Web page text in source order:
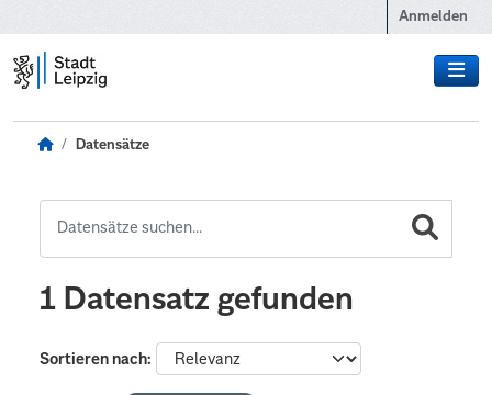
Anmelden
Datensätze
1 Datensatz gefunden
Sortieren nach